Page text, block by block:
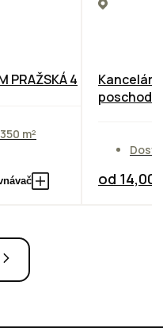
PRAŽSKÁ 4
m²
poschodie
od 14,00